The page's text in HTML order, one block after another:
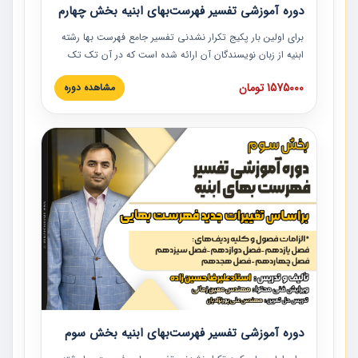
دوره آموزشی تفسیر فهرست‌بهای ابنیه بخش چهارم
برای اولین بار پکیج تکرار نشدنی تفسیر جامع فهرست بها رشته
ابنیه از زبان نویسندگان آن ارائه شده است که در آن تک تک
ردیف ها و مطالب فهرست بها تفسیر و ارائه شده است. این
دوره به صورت کامل تصویری بوده و به همراه تصاویر عملیات
دوره با کلام مهندس علیرضاحسین‌زاده مدیر پروژه مهندسی
مشاور در امر بازنگری فهرست بها رشته ابنیه ارائه شده و به تمام
همکارانی که در حوزه صنعت ساخت در حال فعالیت هستند حتما
توصیه می کنیم از مطالب این دوره استفاده نمایند.
1575000 تومان مشاهده دوره
دوره آموزشی تفسیر فهرست‌بهای ابنیه بخش سوم